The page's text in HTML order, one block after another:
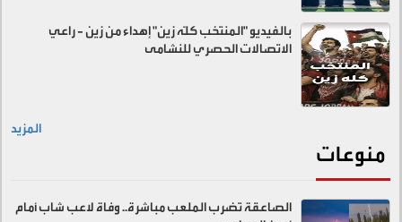
بالفيديو "المنتخب كلّه زين" إهداء من زين - راعي
الاتصالات الحصري للنشامى
المزيد
منوعات
الصاعقة تضرب الملعب مباشرة.. وفاة لاعب شاب أمام